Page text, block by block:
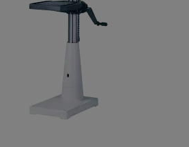
Datenschutzbestimmungen